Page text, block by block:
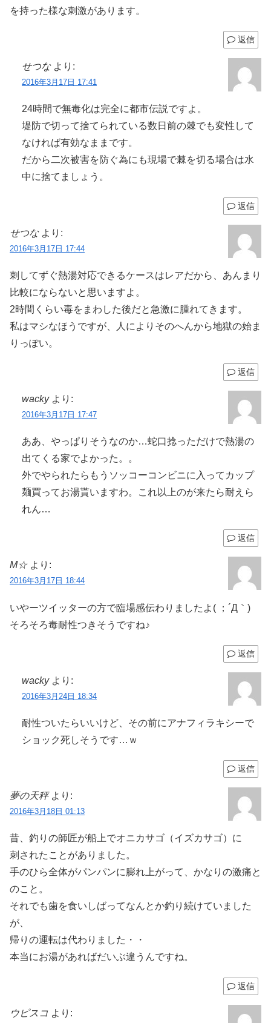
を持った様な刺激があります。
返信
せつな より:
2016年3月17日 17:41
24時間で無毒化は完全に都市伝説ですよ。
堤防で切って捨てられている数日前の棘でも変性して
なければ有効なままです。
だから二次被害を防ぐ為にも現場で棘を切る場合は水
中に捨てましょう。
返信
せつな より:
2016年3月17日 17:44
刺してずぐ熱湯対応できるケースはレアだから、あんまり
比較にならないと思いますよ。
2時間くらい毒をまわした後だと急激に腫れてきます。
私はマシなほうですが、人によりそのへんから地獄の始ま
りっぽい。
返信
wacky より:
2016年3月17日 17:47
ああ、やっぱりそうなのか…蛇口捻っただけで熱湯の
出てくる家でよかった。。
外でやられたらもうソッコーコンビニに入ってカップ
麺買ってお湯貰いますわ。これ以上のが来たら耐えら
れん…
返信
M☆ より:
2016年3月17日 18:44
いやーツイッターの方で臨場感伝わりましたよ( ；´Д｀)
そろそろ毒耐性つきそうですね♪
返信
wacky より:
2016年3月24日 18:34
耐性ついたらいいけど、その前にアナフィラキシーで
ショック死しそうです…ｗ
返信
夢の天秤 より:
2016年3月18日 01:13
昔、釣りの師匠が船上でオニカサゴ（イズカサゴ）に
刺されたことがありました。
手のひら全体がパンパンに膨れ上がって、かなりの激痛と
のこと。
それでも歯を食いしばってなんとか釣り続けていました
が、
帰りの運転は代わりました・・
本当にお湯があればだいぶ違うんですね。
返信
ウピスコ より: